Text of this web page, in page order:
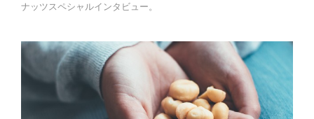
ナッツスペシャルインタビュー。